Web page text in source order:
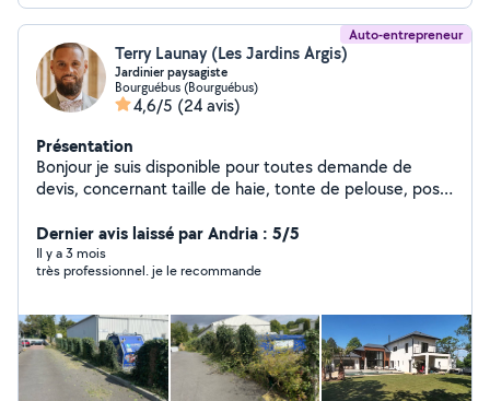
Auto-entrepreneur
Terry Launay (Les Jardins Argis)
Jardinier paysagiste
Bourguébus (Bourguébus)
4,6/5 (24 avis)
Présentation
Bonjour je suis disponible pour toutes demande de
devis, concernant taille de haie, tonte de pelouse, pose
Dernier avis laissé par Andria : 5/5
Il y a 3 mois
très professionnel. je le recommande